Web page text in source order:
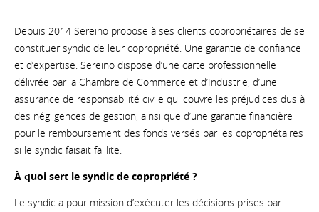
Depuis 2014 Sereino propose à ses clients copropriétaires de se
constituer syndic de leur copropriété. Une garantie de confiance
et d’expertise. Sereino dispose d’une carte professionnelle
délivrée par la Chambre de Commerce et d’Industrie, d’une
assurance de responsabilité civile qui couvre les préjudices dus à
des négligences de gestion, ainsi que d’une garantie financière
pour le remboursement des fonds versés par les copropriétaires
si le syndic faisait faillite.
À quoi sert le syndic de copropriété ?
Le syndic a pour mission d’exécuter les décisions prises par